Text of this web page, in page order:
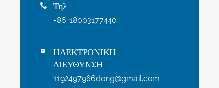
 Τηλ
+86-18003177440

ΗΛΕΚΤΡΟΝΙΚΗ
ΔΙΕΥΘΥΝΣΗ
1192497966dong@gmail.com